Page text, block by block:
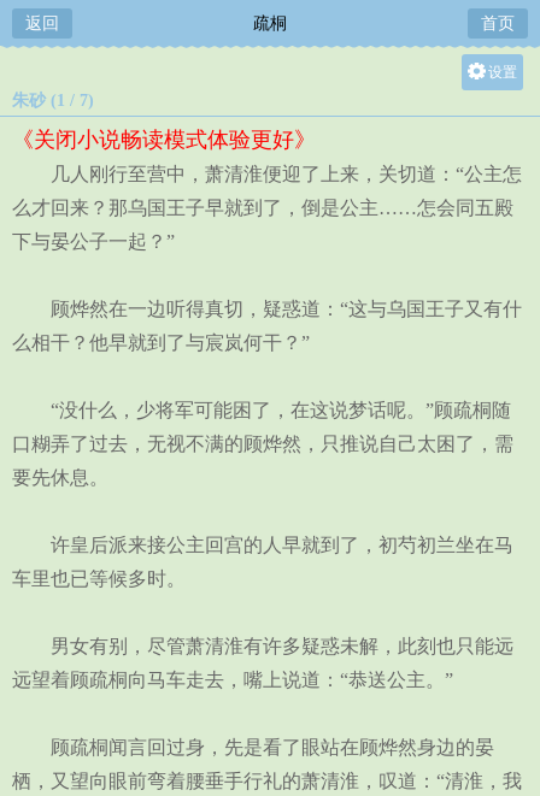
返回 疏桐 首页
设置
中
小
朱砂 (1 / 7)
《关闭小说畅读模式体验更好》
几人刚行至营中，萧清淮便迎了上来，关切道：“公主怎
么才回来？那乌国王子早就到了，倒是公主……怎会同五殿
下与晏公子一起？”
顾烨然在一边听得真切，疑惑道：“这与乌国王子又有什
么相干？他早就到了与宸岚何干？”
“没什么，少将军可能困了，在这说梦话呢。”顾疏桐随
口糊弄了过去，无视不满的顾烨然，只推说自己太困了，需
要先休息。
许皇后派来接公主回宫的人早就到了，初芍初兰坐在马
车里也已等候多时。
男女有别，尽管萧清淮有许多疑惑未解，此刻也只能远
远望着顾疏桐向马车走去，嘴上说道：“恭送公主。”
顾疏桐闻言回过身，先是看了眼站在顾烨然身边的晏
栖，又望向眼前弯着腰垂手行礼的萧清淮，叹道：“清淮，我